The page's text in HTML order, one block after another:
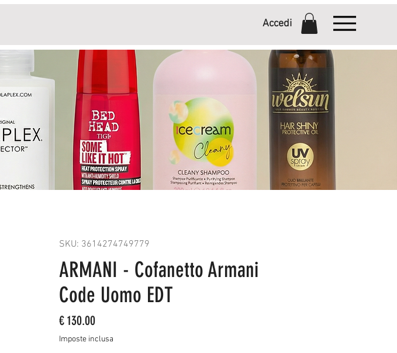
Accedi
SKU: 3614274749779
ARMANI - Cofanetto Armani
Code Uomo EDT
€ 130.00Prezzo
Imposte inclusa